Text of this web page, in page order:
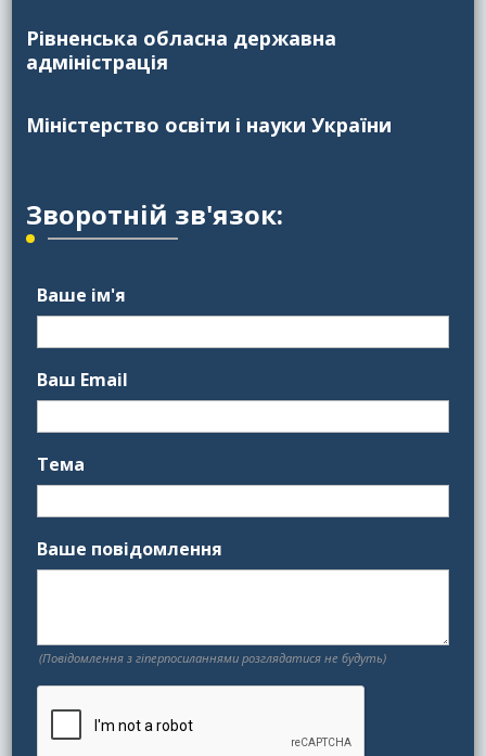
Рівненська обласна державна
адміністрація
Міністерство освіти і науки України
Зворотній зв'язок:
Ваше ім'я
Ваш Email
Тема
Ваше повідомлення
(Повідомлення з гіперпосиланнями розглядатися не будуть)